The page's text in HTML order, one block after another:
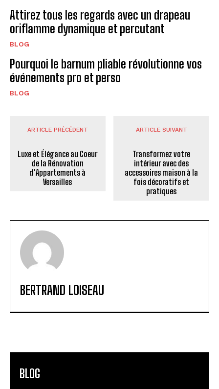
Attirez tous les regards avec un drapeau
oriflamme dynamique et percutant
BLOG
Pourquoi le barnum pliable révolutionne vos
événements pro et perso
BLOG
ARTICLE PRÉCÉDENT
Luxe et Élégance au Coeur
de la Rénovation
d’Appartements à
Versailles
ARTICLE SUIVANT
Transformez votre
intérieur avec des
accessoires maison à la
fois décoratifs et
pratiques
BERTRAND LOISEAU
BLOG